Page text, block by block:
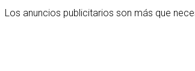
anuncios publicitarios son más que